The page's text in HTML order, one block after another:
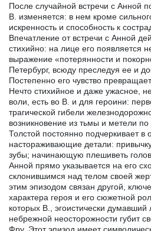
После случайной встречи с Анной
В. изменяется: в нем кроме
искренность и способность к
Впечатление от встречи с Анной
стихийно: на лице его появляется
выражение «потерянности и
Петербург, всюду преследуя ее и
Постепенно его чувство
Нечто стихийное и даже ужасное,
воли, есть во В. и для героини:
трагической гибели
возникновение из тьмы и метели по
Толстой постоянно подчеркивает в
настораживающие детали:
зубы; начинающую плешиветь
Анной прямо указывается на его
склонившимся над телом своей
этим эпизодом связан другой,
характера героя и его сюжетной
которых В., эгоистически думавший
небрежной неосторожности губит
Фру. Этот эпизод имеет